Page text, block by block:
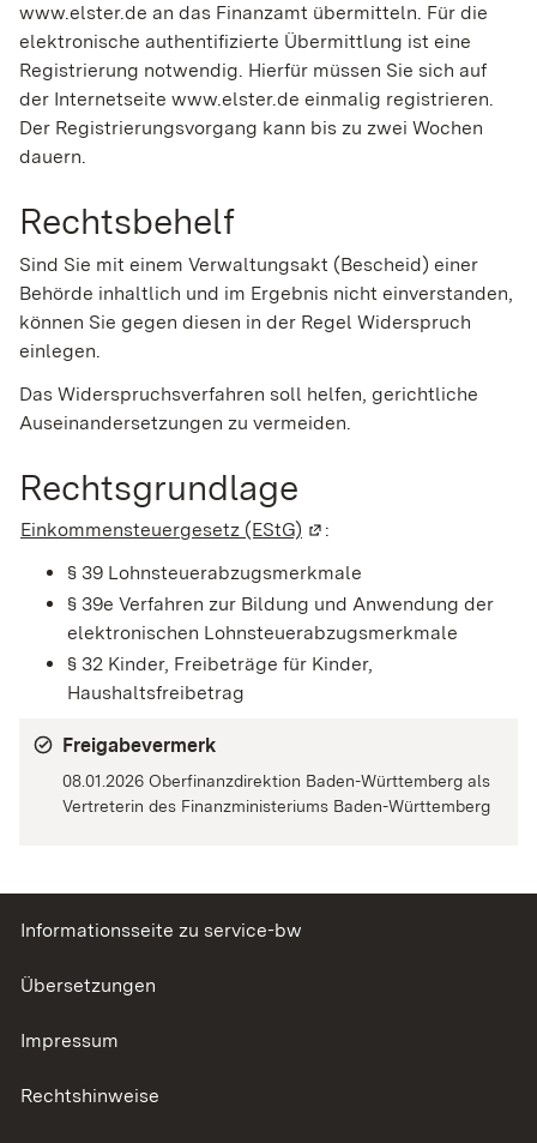
www.elster.de an das Finanzamt übermitteln. Für die
elektronische authentifizierte Übermittlung ist eine
Registrierung notwendig. Hierfür müssen Sie sich auf
der Internetseite www.elster.de einmalig registrieren.
Der Registrierungsvorgang kann bis zu zwei Wochen
dauern.
Rechtsbehelf
Sind Sie mit einem Verwaltungsakt (Bescheid) einer
Behörde inhaltlich und im Ergebnis nicht einverstanden,
können Sie gegen diesen in der Regel Widerspruch
einlegen.
Das Widerspruchsverfahren soll helfen, gerichtliche
Auseinandersetzungen zu vermeiden.
Rechtsgrundlage
Einkommensteuergesetz (EStG) (Wird in einem neuen
:
§ 39 Lohnsteuerabzugsmerkmale
§ 39e Verfahren zur Bildung und Anwendung der
elektronischen Lohnsteuerabzugsmerkmale
§ 32 Kinder, Freibeträge für Kinder,
Haushaltsfreibetrag
Freigabevermerk
08.01.2026 Oberfinanzdirektion Baden-Württemberg als
Vertreterin des Finanzministeriums Baden-Württemberg
Informationsseite zu service-bw
Übersetzungen
Impressum
Rechtshinweise